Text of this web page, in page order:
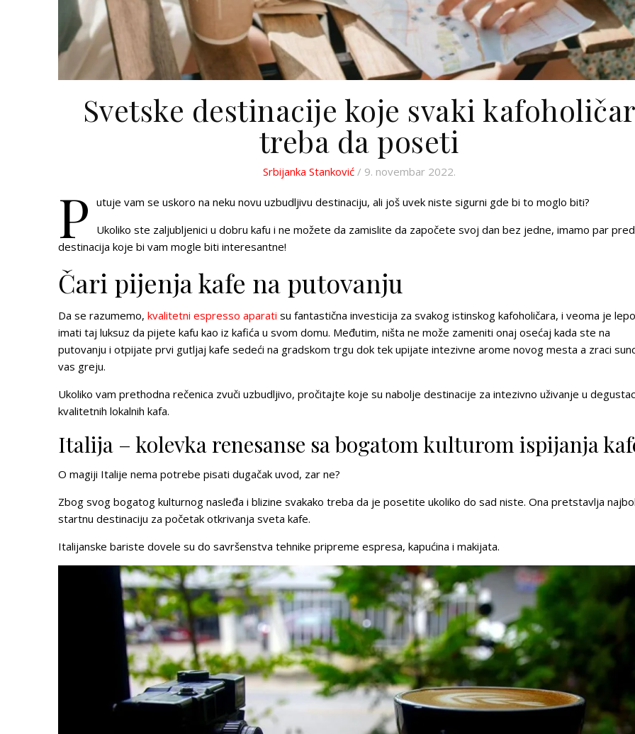
Svetske destinacije koje svaki
treba da poseti
Srbijanka Stanković / 9. novembar 2022.
P utuje vam se uskoro na neku novu uzbudljivu destinaciju, ali još uvek niste sigurni gde bi to moglo biti?
Ukoliko ste zaljubljenici u dobru kafu i ne možete da zamislite da započete svoj dan bez jedne, imamo par
destinacija koje bi vam mogle biti interesantne!
Čari pijenja kafe na putovanju
Da se razumemo, kvalitetni espresso aparati su fantastična investicija za svakog istinskog kafoholičara, i veoma je lepo
imati taj luksuz da pijete kafu kao iz kafića u svom domu. Međutim, ništa ne može zameniti onaj osećaj kada ste na
putovanju i otpijate prvi gutljaj kafe sedeći na gradskom trgu dok tek upijate intezivne arome novog mesta a zraci
vas greju.
Ukoliko vam prethodna rečenica zvuči uzbudljivo, pročitajte koje su nabolje destinacije za intezivno uživanje u
kvalitetnih lokalnih kafa.
Italija – kolevka renesanse sa bogatom kulturom ispijanja
O magiji Italije nema potrebe pisati dugačak uvod, zar ne?
Zbog svog bogatog kulturnog nasleđa i blizine svakako treba da je posetite ukoliko do sad niste. Ona pretstavlja
startnu destinaciju za početak otkrivanja sveta kafe.
Italijanske bariste dovele su do savršenstva tehnike pripreme espresa, kapućina i makijata.